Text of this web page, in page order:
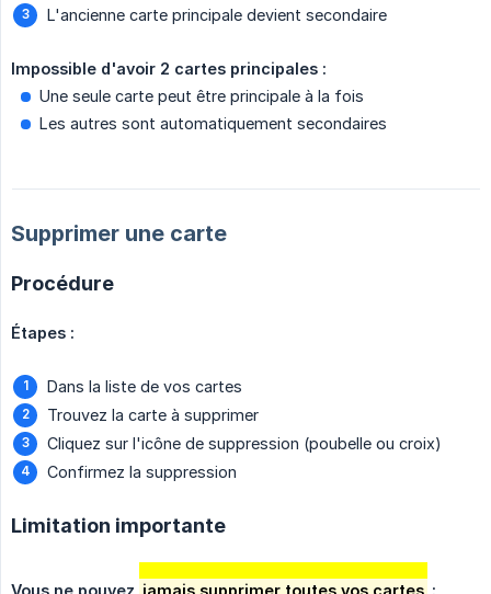
L'ancienne carte principale devient secondaire
Impossible d'avoir 2 cartes principales :
Une seule carte peut être principale à la fois
Les autres sont automatiquement secondaires
Supprimer une carte
Procédure
Étapes :
Dans la liste de vos cartes
Trouvez la carte à supprimer
Cliquez sur l'icône de suppression (poubelle ou croix)
Confirmez la suppression
Limitation importante
Vous ne pouvez jamais supprimer toutes vos cartes :